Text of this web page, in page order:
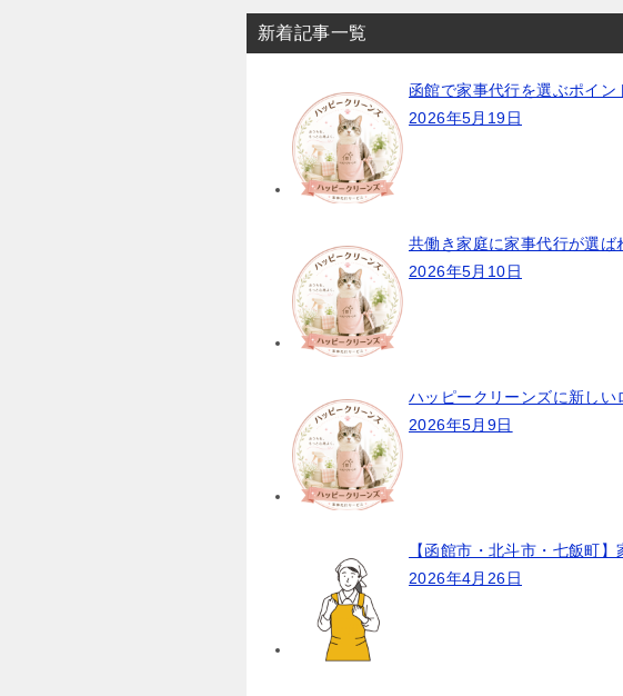
ナ
ビ
新着記事一覧
函館で家事代行を選ぶポイ
2026年5月19日
共働き家庭に家事代行が選
2026年5月10日
ハッピークリーンズに新し
2026年5月9日
【函館市・北斗市・七飯町
2026年4月26日